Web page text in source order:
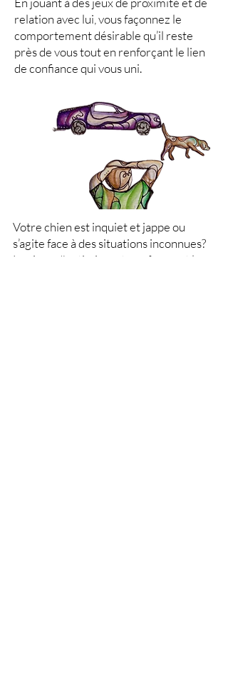
relation avec lui, vous façonnez le
comportement désirable qu’il reste
près de vous tout en renforçant le lien
de confiance qui vous uni.
Votre chien est inquiet et jappe ou
s’agite face à des situations inconnues?
Les jeux d'optimisme transforment le